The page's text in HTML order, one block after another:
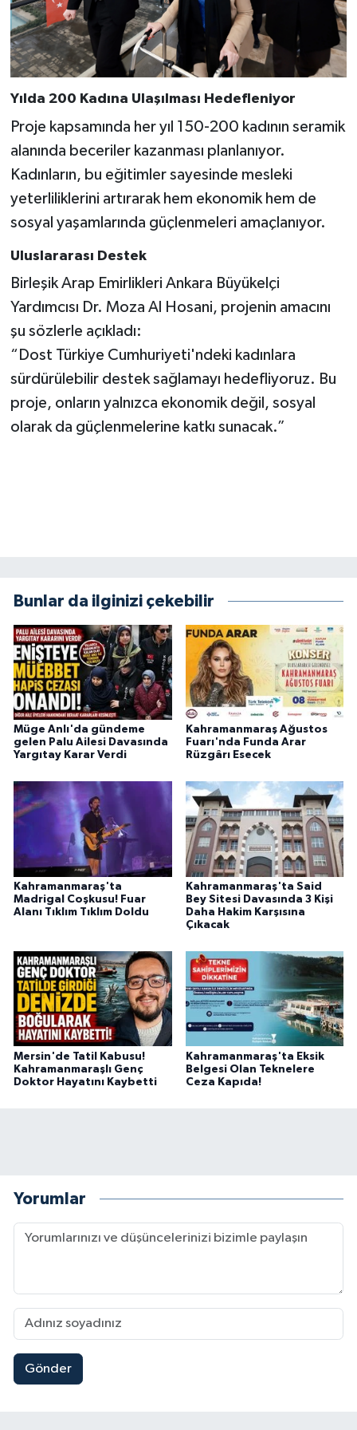
Yılda 200 Kadına Ulaşılması Hedefleniyor
Proje kapsamında her yıl 150-200 kadının seramik
alanında beceriler kazanması planlanıyor.
Kadınların, bu eğitimler sayesinde mesleki
yeterliliklerini artırarak hem ekonomik hem de
sosyal yaşamlarında güçlenmeleri amaçlanıyor.
Uluslararası Destek
Birleşik Arap Emirlikleri Ankara Büyükelçi
Yardımcısı Dr. Moza Al Hosani, projenin amacını
şu sözlerle açıkladı:
“Dost Türkiye Cumhuriyeti'ndeki kadınlara
sürdürülebilir destek sağlamayı hedefliyoruz. Bu
proje, onların yalnızca ekonomik değil, sosyal
olarak da güçlenmelerine katkı sunacak.”
Bunlar da ilginizi çekebilir
Müge Anlı'da gündeme
gelen Palu Ailesi Davasında
Yargıtay Karar Verdi
Kahramanmaraş Ağustos
Fuarı'nda Funda Arar
Rüzgârı Esecek
Kahramanmaraş'ta
Madrigal Coşkusu! Fuar
Alanı Tıklım Tıklım Doldu
Kahramanmaraş'ta Said
Bey Sitesi Davasında 3 Kişi
Daha Hakim Karşısına
Çıkacak
Mersin'de Tatil Kabusu!
Kahramanmaraşlı Genç
Doktor Hayatını Kaybetti
Kahramanmaraş'ta Eksik
Belgesi Olan Teknelere
Ceza Kapıda!
Yorumlar
Gönder
12:48 |Müge Anlı'da gündeme gelen Palu Ailesi
BİLİM TEKNOLOJİ
ASAYİŞ
SEÇİM 2015
ÇEVRE
BİLİM VE TEKNOLOJİ
YARIŞMALAR
TANITIM
HABERDE İNSAN